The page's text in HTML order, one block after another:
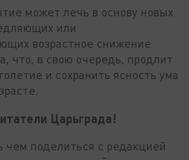
может лечь в основу новых
или
возрастное снижение
что, в свою очередь, продлит
и сохранить ясность ума
Царьграда!
чем поделиться с редакцией